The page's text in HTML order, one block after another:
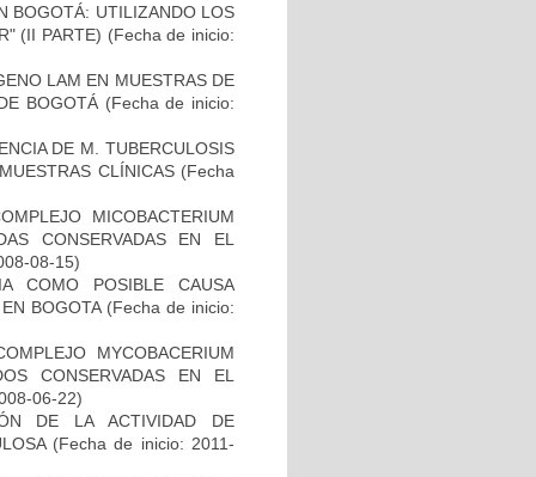
BOGOTÁ: UTILIZANDO LOS
(II PARTE) (Fecha de inicio:
LAM EN MUESTRAS DE
BOGOTÁ(Fecha de inicio:
DE M. TUBERCULOSIS
CLÍNICAS (Fecha
MICOBACTERIUM
CONSERVADAS EN EL
08-15)
COMO POSIBLE CAUSA
BOGOTA(Fecha de inicio:
MYCOBACERIUM
CONSERVADAS EN EL
06-22)
DE LA ACTIVIDAD DE
(Fecha de inicio: 2011-